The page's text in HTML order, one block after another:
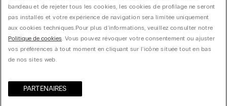
Données légales
Société
bandeau et de rejeter tous les cookies, les cookies de profilage ne seront
pas installés et votre expérience de navigation sera limitée uniquement
aux cookies techniques.​ Pour plus d'informations, veuillez consulter notre
Politique de cookies. Vous pouvez révoquer votre consentement ou ajuster
vos préférences à tout moment en cliquant sur l'icône située tout en bas
de nos sites web.
PARTENAIRES​